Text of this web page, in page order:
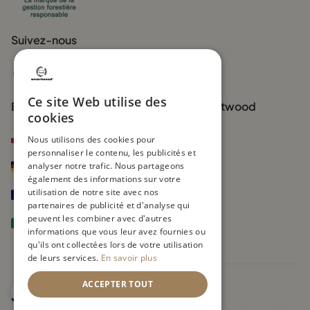
avis d’autres parents. Vous pouvez regarder:
Les avis clients sur le site du fabricant,
Les commentaires Google,
leurs expériences et photos.
Facilité de montage
Un lit enfant 70x160 doit être simple à monter. Vérifiez que:
Les instructions sont claires,
Tous les outils nécessaires sont fournis,
Le montage peut se faire sans difficulté.
Les lits Smartwood sont conçus pour un assemblage rapide et
intuitif, permettant même aux parents novices en bricolage de
les monter facilement.
Suivez-nous
Boutiques officielles de la marque Smartwood
smartwood.pl
smartwood.de
smartwoodkids.fr
smartwoodkids.it
Ce site Web utilise des
cookies
Nous utilisons des cookies pour
personnaliser le contenu, les publicités et
analyser notre trafic. Nous partageons
également des informations sur votre
utilisation de notre site avec nos
partenaires de publicité et d'analyse qui
peuvent les combiner avec d'autres
informations que vous leur avez fournies ou
qu'ils ont collectées lors de votre utilisation
de leurs services. En savoir plus
ACCEPTER TOUT